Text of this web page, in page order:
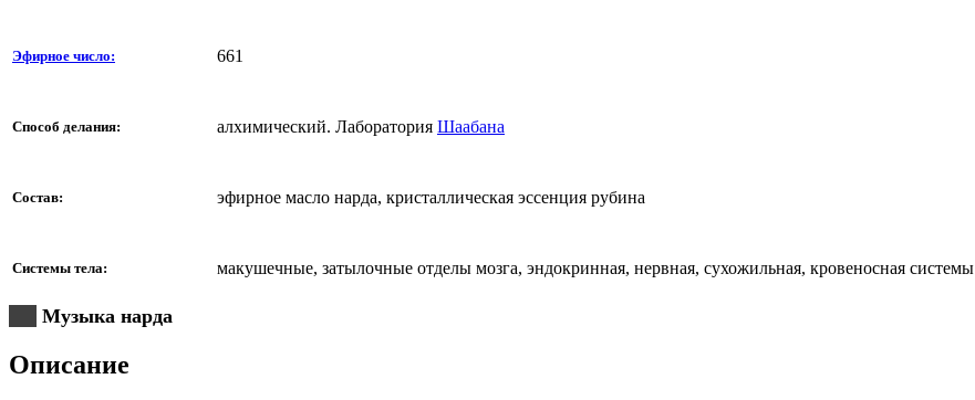
Эфирное число: 661
Способ делания: алхимический. Лаборатория Шаабана
Состав: эфирное масло нарда, кристаллическая эссенция рубина
Системы тела: макушечные, затылочные отделы мозга, эндокринная, нервная, сухожильная, кровеносная системы
Музыка нарда
Описание